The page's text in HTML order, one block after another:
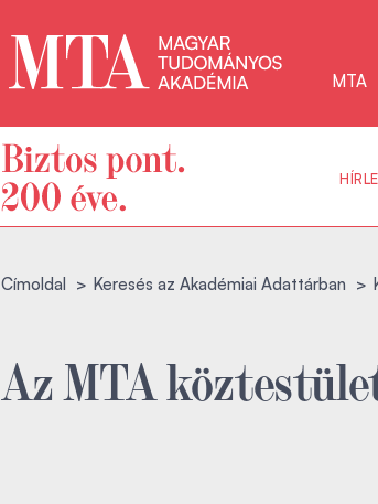
MTA
Címoldal Keresés az Akadémiai Adattárban
Az MTA